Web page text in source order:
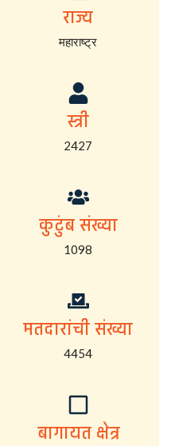
राज्य
महाराष्ट्र
स्त्री
2427
कुटुंब संख्या
1098
मतदारांची संख्या
4454
बागायत क्षेत्र